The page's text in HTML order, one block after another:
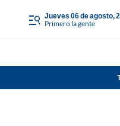
jueves 06 de agosto,
Primero la gente